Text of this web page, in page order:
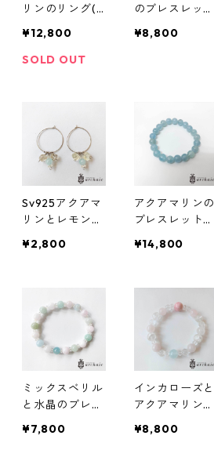
リンのリング(11
¥12,800
SOLD OUT
のブレスレット
¥8,800
Sv925アクアマ
リンとレモンク
ピアス
¥2,800
アクアマリンの
ブレスレット
¥14,800
ミックスベリル
と水晶のブレス
¥7,800
インカローズと
アクアマリンの
レット
¥8,800